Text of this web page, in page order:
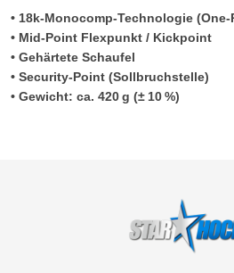
• 18k‑Monocomp-Technologie
• Mid‑Point Flexpunkt / Kickpoint
• Gehärtete Schaufel
• Security‑Point (Sollbruchstelle)
• Gewicht: ca. 420 g (± 10 %)